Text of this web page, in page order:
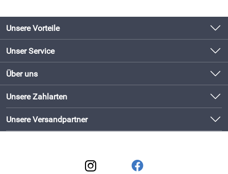
Unsere Vorteile
Produkte original und direkt vom Hersteller
Bewährte Qualität
Bestellen und direkt beim Hersteller abholen!
Unser Service
Kontakt
Newsletter
Lieferbedingungen
Kundenlogin
Über uns
Unsere Bestseller
Neu
Unsere Zahlarten
Unsere Versandpartner